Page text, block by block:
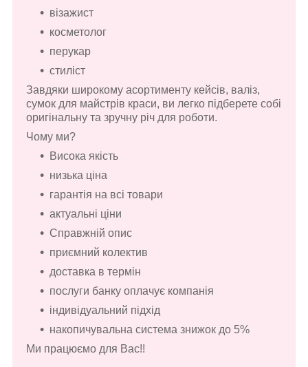
візажист
косметолог
перукар
стиліст
Завдяки широкому асортименту кейсів, валіз,
сумок для майстрів краси, ви легко підберете собі
оригінальну та зручну річ для роботи.
Чому ми?
Висока якість
низька ціна
гарантія на всі товари
актуальні ціни
Справжній опис
приємний колектив
доставка в термін
послуги банку оплачує компанія
індивідуальний підхід
накопичувальна система знижок до 5%
Ми працюємо для Вас!!